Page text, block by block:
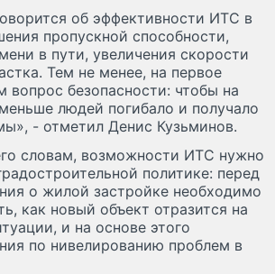
об эффективности ИТС в
пропускной способности,
в пути, увеличения скорости
Тем не менее, на первое
безопасности: чтобы на
людей погибало и получало
- отметил Денис Кузьминов.
словам, возможности ИТС нужно
политике: перед
о жилой застройке необходимо
как новый объект отразится на
и на основе этого
по нивелированию проблем в